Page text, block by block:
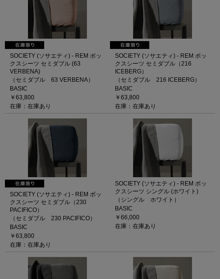
SOCIETY (ソサエティ) - REM ボッ
クスシーツ セミダブル (63
VERBENA)
（セミダブル 63 VERBENA）
BASIC
￥63,800
在庫：在庫あり
SOCIETY (ソサエティ) - REM ボッ
クスシーツ セミダブル（216
ICEBERG）
（セミダブル 216 ICEBERG）
BASIC
￥63,800
在庫：在庫あり
SOCIETY (ソサエティ) - REM ボッ
クスシーツ セミダブル（230
PACIFICO）
（セミダブル 230 PACIFICO）
BASIC
￥63,800
在庫：在庫あり
SOCIETY (ソサエティ) - REM ボッ
クスシーツ シングル (ホワイト)
（シングル ホワイト）
BASIC
￥66,000
在庫：在庫あり